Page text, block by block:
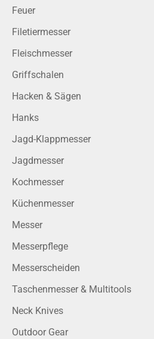
Feuer
Filetiermesser
Fleischmesser
Griffschalen
Hacken & Sägen
Hanks
Jagd-Klappmesser
Jagdmesser
Kochmesser
Küchenmesser
Messer
Messerpflege
Messerscheiden
Taschenmesser & Multitools
Neck Knives
Outdoor Gear